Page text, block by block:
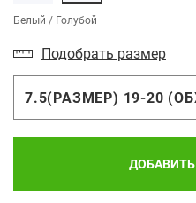
Белый / Голубой
Подобрать размер
7.5(РАЗМЕР) 19-20